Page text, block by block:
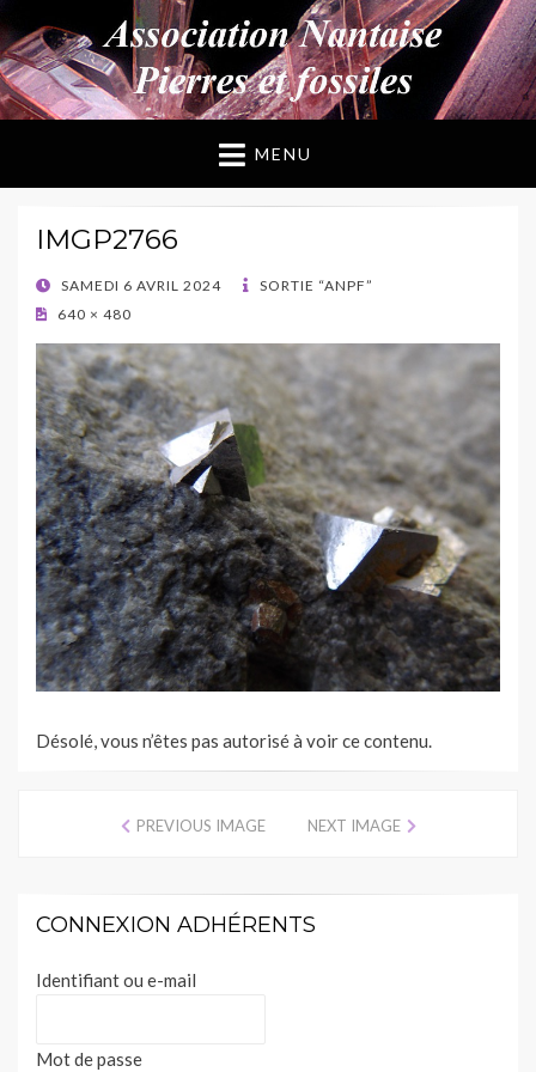
ANPF
Association Nantaise Pierres et Fossiles
MENU
IMGP2766
POSTED
ON
SAMEDI 6 AVRIL 2024
SORTIE “ANPF”
640 × 480
Désolé, vous n’êtes pas autorisé à voir ce contenu.
PREVIOUS IMAGE NEXT IMAGE
CONNEXION ADHÉRENTS
Identifiant ou e-mail
Mot de passe